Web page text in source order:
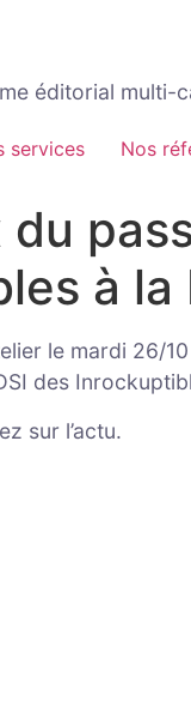
éditorial multi-
services Nos
du
à la
le mardi 26/
des
sur l’actu.